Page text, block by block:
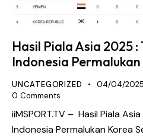
Hasil Piala Asia 2025 :
Indonesia
UNCATEGORIZED 04/04/2025
0 Comments
iiMSPORT.TV – Hasil Piala
Indonesia Permalukan Korea